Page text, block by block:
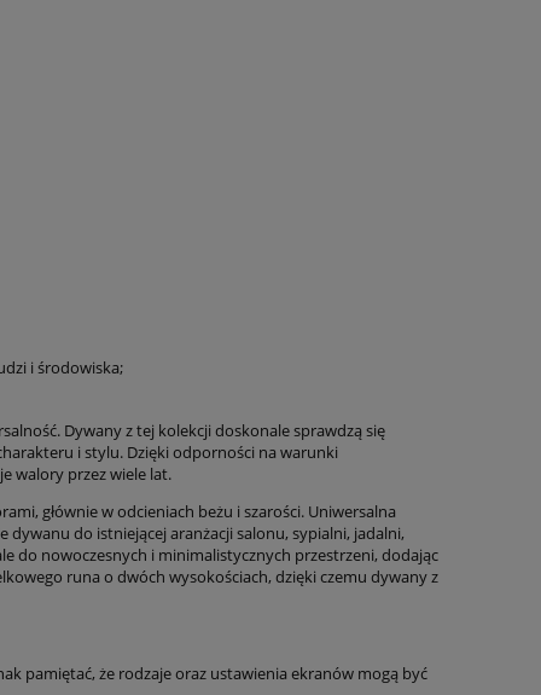
i środowiska;
Dywany z tej kolekcji doskonale sprawdzą się
i stylu. Dzięki odporności na warunki
walory przez wiele lat.
głównie w odcieniach beżu i szarości. Uniwersalna
dywanu do istniejącej aranżacji salonu, sypialni, jadalni,
do nowoczesnych i minimalistycznych przestrzeni, dodając
runa o dwóch wysokościach, dzięki czemu dywany z
pamiętać, że rodzaje oraz ustawienia ekranów mogą być